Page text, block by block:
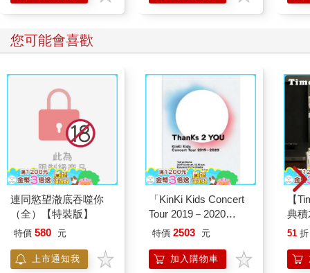
您可能會喜歡
連同慾望澈底吞噬你
（全）【特裝版】
特價 580 元
上市通知我
「KinKi Kids Concert
Tour 2019－2020
ThanKs 2 YOU」DVD
特價 2503 元
加入購物車
【
典
51 折